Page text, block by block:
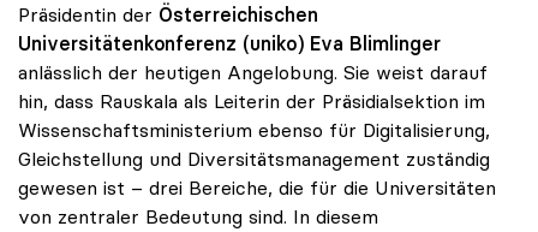
Präsidentin der Österreichischen
Universitätenkonferenz (uniko) Eva Blimlinger
anlässlich der heutigen Angelobung. Sie weist darauf
hin, dass Rauskala als Leiterin der Präsidialsektion im
Wissenschaftsministerium ebenso für Digitalisierung,
Gleichstellung und Diversitätsmanagement zuständig
gewesen ist – drei Bereiche, die für die Universitäten
von zentraler Bedeutung sind. In diesem